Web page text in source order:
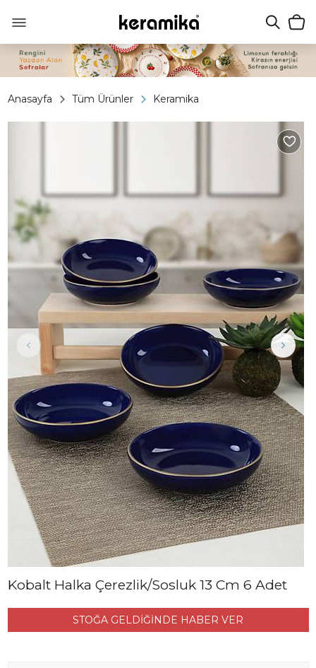
Anasayfa Tüm Ürünler Keramika
Kobalt Halka Çerezlik/Sosluk 13 Cm 6 Adet
STOĞA GELDİĞİNDE HABER VER